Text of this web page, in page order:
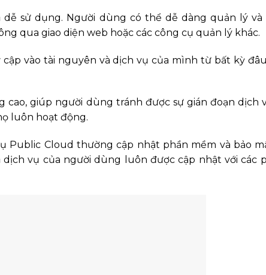
dễ sử dụng. Người dùng có thể dễ dàng quản lý và
qua giao diện web hoặc các công cụ quản lý khác.
vào tài nguyên và dịch vụ của mình từ bất kỳ
giúp người dùng tránh được sự gián đoạn dịch
luôn hoạt động.
Public Cloud thường cập nhật phần mềm và bảo
vụ của người dùng luôn được cập nhật với các